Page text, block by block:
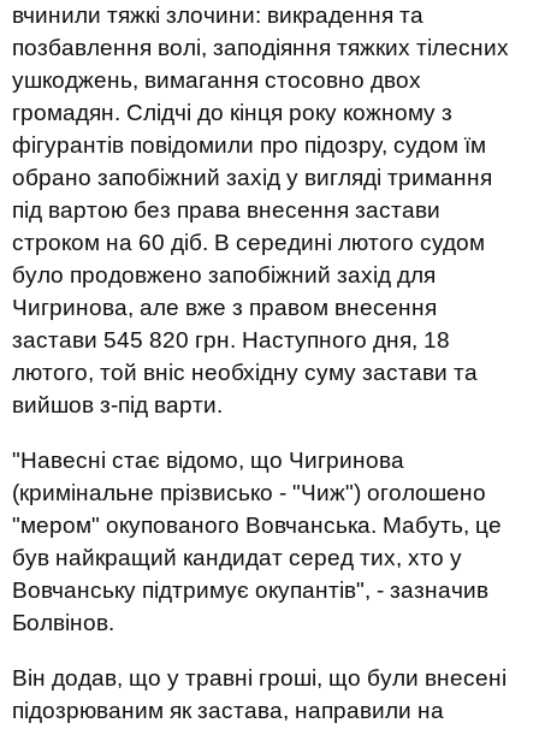
вчинили тяжкі злочини: викрадення та
позбавлення волі, заподіяння тяжких тілесних
ушкоджень, вимагання стосовно двох
громадян. Слідчі до кінця року кожному з
фігурантів повідомили про підозру, судом їм
обрано запобіжний захід у вигляді тримання
під вартою без права внесення застави
строком на 60 діб. В середині лютого судом
було продовжено запобіжний захід для
Чигринова, але вже з правом внесення
застави 545 820 грн. Наступного дня, 18
лютого, той вніс необхідну суму застави та
вийшов з-під варти.
"Навесні стає відомо, що Чигринова
(кримінальне прізвисько - "Чиж") оголошено
"мером" окупованого Вовчанська. Мабуть, це
був найкращий кандидат серед тих, хто у
Вовчанську підтримує окупантів", - зазначив
Болвінов.
Він додав, що у травні гроші, що були внесені
підозрюваним як застава, направили на